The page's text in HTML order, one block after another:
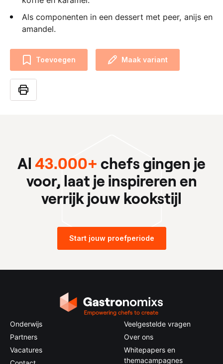
Als componenten in een dessert met peer, anijs en
amandel.
Toevoegen Maak variant
Al 43.000+ chefs gingen je
voor, laat je inspireren en
verrijk jouw kookstijl
Start jouw proefperiode
Onderwijs
Partners
Vacatures
Veelgestelde vragen
Over ons
Whitepapers en
themacampagnes